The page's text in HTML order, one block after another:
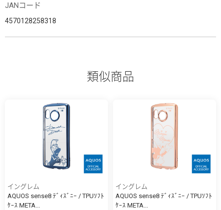
JANコード
4570128258318
類似商品
イングレム
AQUOS sense8 ﾃﾞｨｽﾞﾆｰ / TPUｿﾌﾄ
ｹｰｽ META...
イングレム
AQUOS sense8 ﾃﾞｨｽﾞﾆｰ / TPUｿﾌﾄ
ｹｰｽ META...